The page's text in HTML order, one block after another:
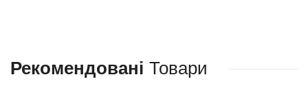
Рекомендовані Товари